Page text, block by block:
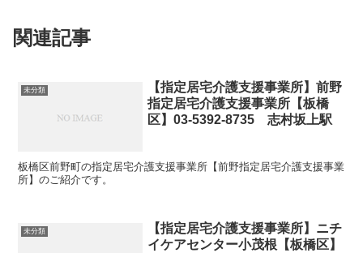
関連記事
未分類
【指定居宅介護支援事業所】前野
指定居宅介護支援事業所【板橋
区】03-5392-8735 志村坂上駅
板橋区前野町の指定居宅介護支援事業所【前野指定居宅介護支援事業
所】のご紹介です。
未分類
【指定居宅介護支援事業所】ニチ
イケアセンター小茂根【板橋区】